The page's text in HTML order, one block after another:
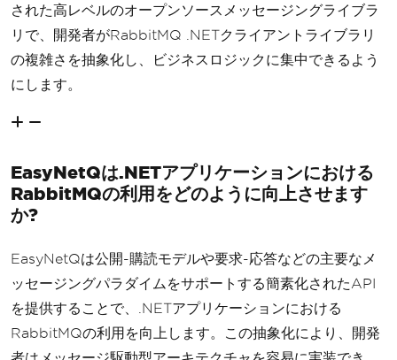
された高レベルのオープンソースメッセージングライブラ
リで、開発者がRabbitMQ .NETクライアントライブラリ
の複雑さを抽象化し、ビジネスロジックに集中できるよう
にします。
EasyNetQは.NETアプリケーションにおける
RabbitMQの利用をどのように向上させます
か?
EasyNetQは公開-購読モデルや要求-応答などの主要なメ
ッセージングパラダイムをサポートする簡素化されたAPI
を提供することで、.NETアプリケーションにおける
RabbitMQの利用を向上します。この抽象化により、開発